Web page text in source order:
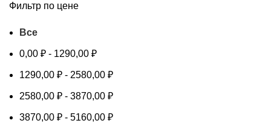
Фильтр по цене
Все
0,00 ₽ - 1290,00 ₽
1290,00 ₽ - 2580,00 ₽
2580,00 ₽ - 3870,00 ₽
3870,00 ₽ - 5160,00 ₽